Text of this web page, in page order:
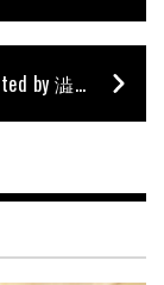
【動画】ラテン・ベース万能論 Presented by 澁谷和利（オルケスタ・デ・ラ・ルス／オルケスタ・デル・ソル）